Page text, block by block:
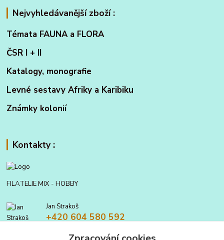
Nejvyhledávanější zboží :
Témata FAUNA a FLORA
ČSR I + II
Katalogy, monografie
Levné sestavy Afriky a Karibiku
Známky kolonií
Kontakty :
FILATELIE MIX - HOBBY
Jan Strakoš
+420 604 580 592
filatelie.mix@seznam.cz